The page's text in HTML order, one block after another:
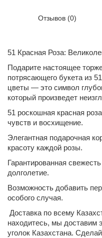
Отзывов (0)
51 Красная Роза:
Подарите настоящее
потрясающего букета из
цветы — это символ
который произведет
51 роскошная красная
чувств и восхищение.
Элегантная подарочная
красоту каждой розы.
Гарантированная
долголетие.
Возможность добавить
особого случая.
Доставка по всему
находитесь, мы доставим
уголок Казахстана.